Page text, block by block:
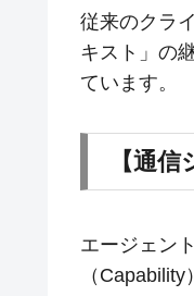
従来のクラ
キスト」の
ています。
【通
エージェン
（